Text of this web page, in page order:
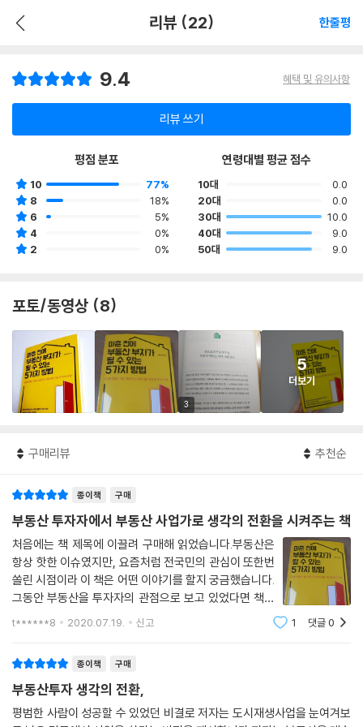
리뷰 (22) 한줄평
9.4 혜택 및 유의사항
리뷰 쓰기
평점 분포
10
77%
8
18%
6
5%
4
0%
2
0%
연령대별 평균 점수
10대
0.0
20대
0.0
30대
10.0
40대
9.0
50대
9.0
포토/동영상 (8)
3
5
더보기
구매리뷰 추천순
종이책 구매
부동산 투자자에서 부동산 사업가로 생각의 전환을 시켜주는 책
처음에는 책 제목에 이끌려 구매해 읽었습니다.부동산은
항상 핫한 이슈였지만, 요즘처럼 전국민의 관심이 또한번
쏠린 시점이라 이 책은 어떤 이야기를 할지 궁금했습니다.
그동안 부동산을 투자자의 관점으로 보고 있었다면 책에
서는 사업가의 관점으로 부동산을 볼 수 있게 해주고 있었
t******8 2020.07.19. 신고 1 댓글0
종이책 구매
부동산투자 생각의 전환,
평범한 사람이 성공할 수 있었던 비결로 저자는 도시재생사업을 눈여겨보